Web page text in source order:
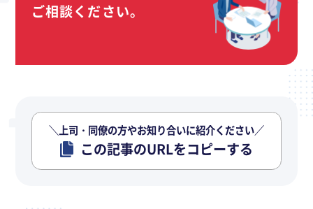
ご相談ください。
＼上司・同僚の方やお知り合いに紹介ください／
この記事のURLをコピーする